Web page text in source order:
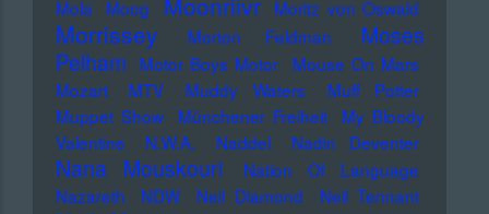
Mola
Moog Moritz von Oswald
Morrissey Morton Feldman
Moses
Pelham
Motor Boys Motor
Mouse On Mars
Mozart
MTV Muddy Waters
Muff Potter
Muppet Show
Münchener Freiheit
My Bloody
Valentine
N.W.A. Naddel Nadin Deventer
Nana Mouskouri
Nation Of Language
Nazareth
NDW Neil Diamond Neil Tennant